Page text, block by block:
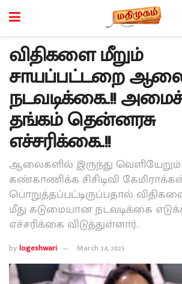
விதிகளை மீறும்
சாயப்பட்டறை
நடவடிக்கை..!!
தங்கம் தென்னரசு
எச்சரிக்கை..!!
ஆலைகளில் இருந்து வெளியேறும்
கண்காணிக்க சிசிடிவி
பொறுத்தப்பட்டிருப்பதால்
மீது கடுமையான நடவடிக்கை
எச்சரிக்கை விடுத்துள்ளார்.
bylogeshwari March 24, 2025